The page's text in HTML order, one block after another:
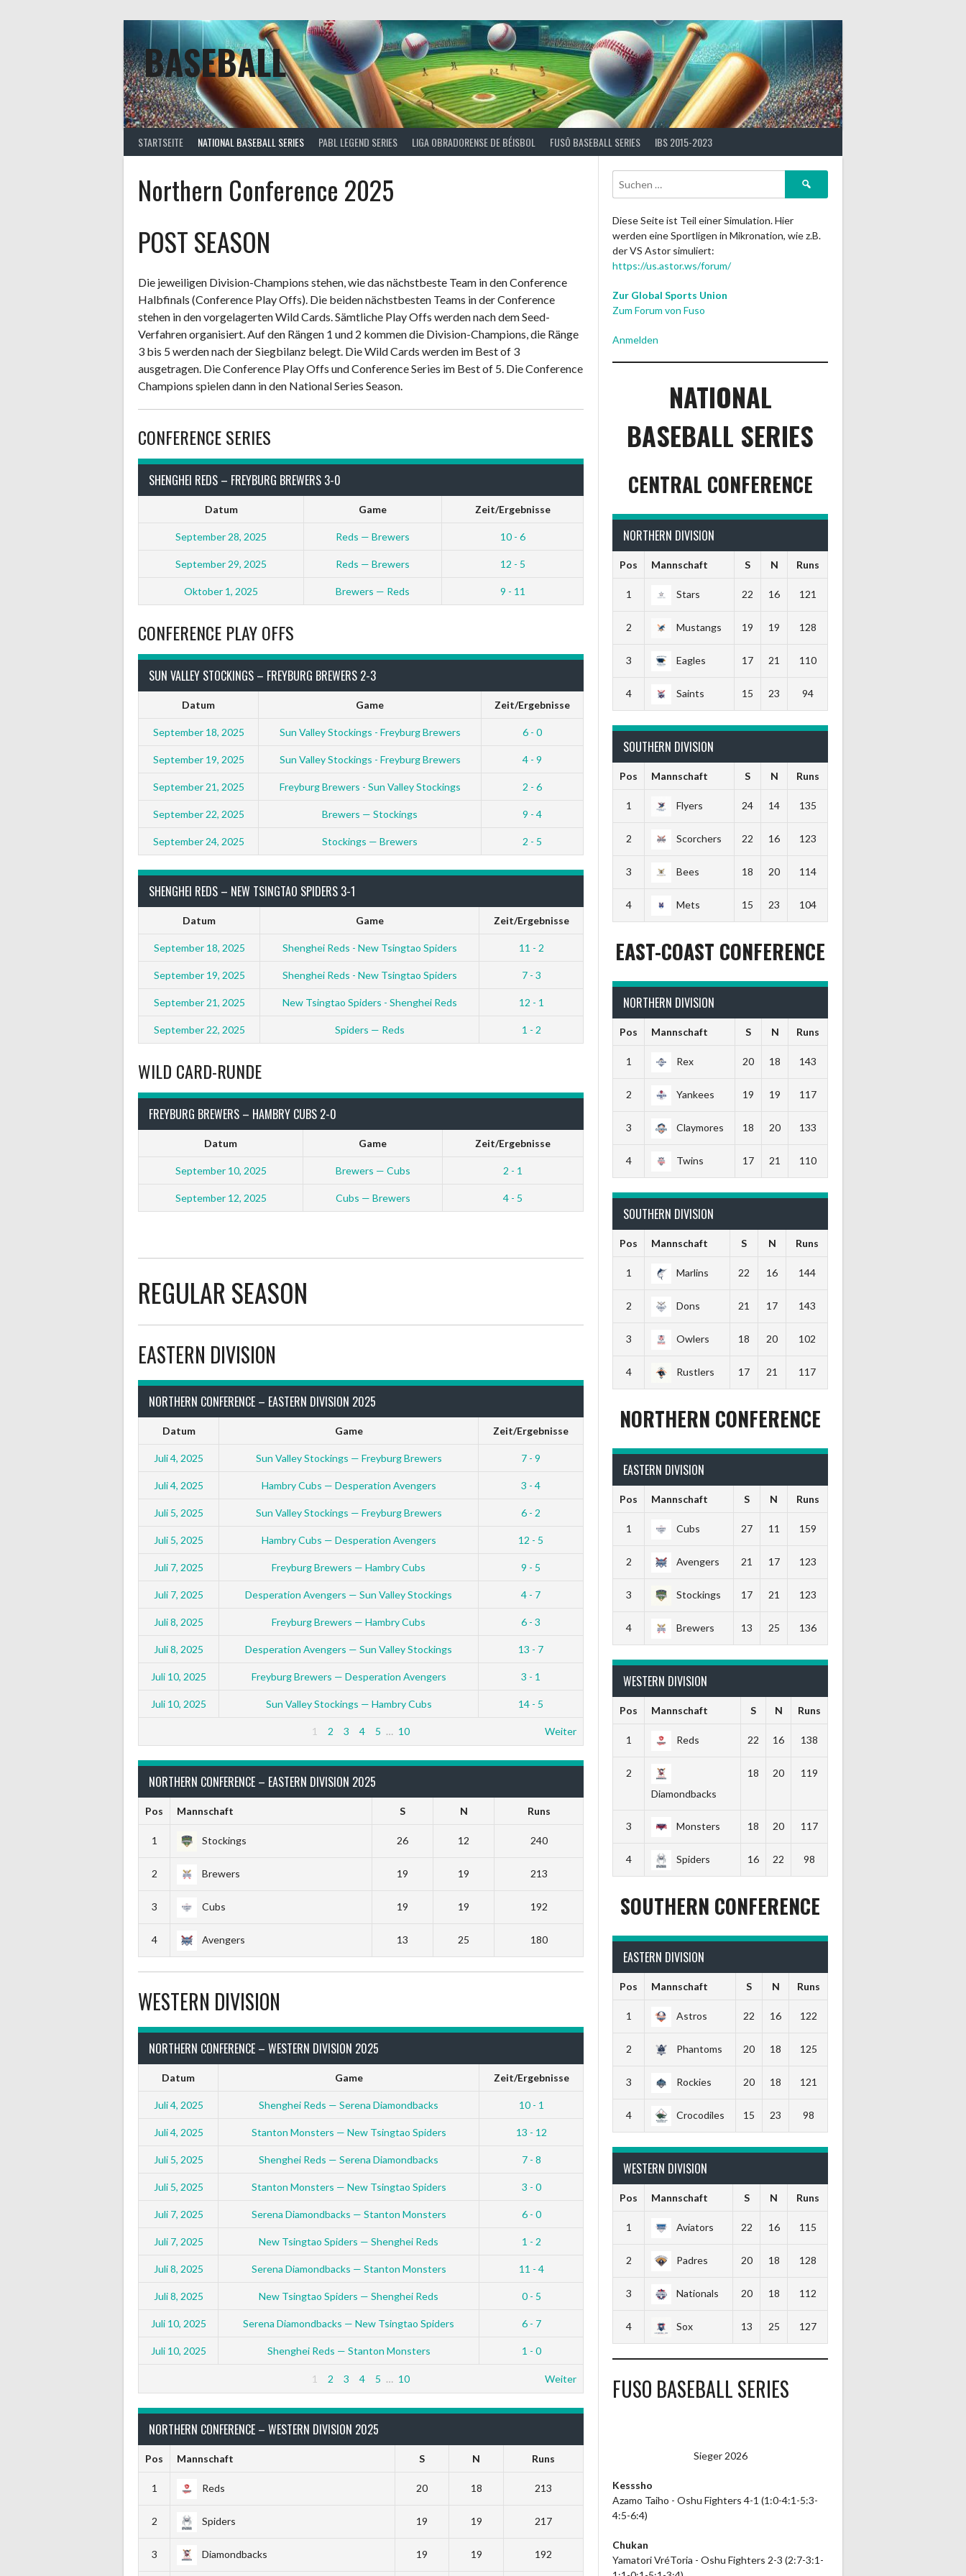
BASEBALL
STARTSEITE NATIONAL BASEBALL SERIES PABL LEGEND SERIES LIGA OBRADORENSE DE BÉISBOL FUSŌ BASEBALL SERIES IBS 2015-2023
Northern Conference 2025
POST SEASON
Die jeweiligen Division-Champions stehen, wie das nächstbeste Team in den Conference
Halbfinals (Conference Play Offs). Die beiden nächstbesten Teams in der Conference
stehen in den vorgelagerten Wild Cards. Sämtliche Play Offs werden nach dem Seed-
Verfahren organisiert. Auf den Rängen 1 und 2 kommen die Division-Champions, die Ränge
3 bis 5 werden nach der Siegbilanz belegt. Die Wild Cards werden im Best of 3
ausgetragen. Die Conference Play Offs und Conference Series im Best of 5. Die Conference
Champions spielen dann in den National Series Season.
CONFERENCE SERIES
SHENGHEI REDS – FREYBURG BREWERS 3-0
Datum Game Zeit/Ergebnisse
September 28, 2025 Reds — Brewers 10 - 6
September 29, 2025 Reds — Brewers 12 - 5
Oktober 1, 2025 Brewers — Reds 9 - 11
CONFERENCE PLAY OFFS
SUN VALLEY STOCKINGS – FREYBURG BREWERS 2-3
Datum Game Zeit/Ergebnisse
September 18, 2025 Sun Valley Stockings - Freyburg Brewers 6 - 0
September 19, 2025 Sun Valley Stockings - Freyburg Brewers 4 - 9
September 21, 2025 Freyburg Brewers - Sun Valley Stockings 2 - 6
September 22, 2025 Brewers — Stockings 9 - 4
September 24, 2025 Stockings — Brewers 2 - 5
SHENGHEI REDS – NEW TSINGTAO SPIDERS 3-1
Datum Game Zeit/Ergebnisse
September 18, 2025 Shenghei Reds - New Tsingtao Spiders 11 - 2
September 19, 2025 Shenghei Reds - New Tsingtao Spiders 7 - 3
September 21, 2025 New Tsingtao Spiders - Shenghei Reds 12 - 1
September 22, 2025 Spiders — Reds 1 - 2
WILD CARD-RUNDE
FREYBURG BREWERS – HAMBRY CUBS 2-0
Datum Game Zeit/Ergebnisse
September 10, 2025 Brewers — Cubs 2 - 1
September 12, 2025 Cubs — Brewers 4 - 5
REGULAR SEASON
EASTERN DIVISION
NORTHERN CONFERENCE – EASTERN DIVISION 2025
Datum Game Zeit/Ergebnisse
Juli 4, 2025 Sun Valley Stockings — Freyburg Brewers 7 - 9
Juli 4, 2025 Hambry Cubs — Desperation Avengers 3 - 4
Juli 5, 2025 Sun Valley Stockings — Freyburg Brewers 6 - 2
Juli 5, 2025 Hambry Cubs — Desperation Avengers 12 - 5
Juli 7, 2025 Freyburg Brewers — Hambry Cubs 9 - 5
Juli 7, 2025 Desperation Avengers — Sun Valley Stockings 4 - 7
Juli 8, 2025 Freyburg Brewers — Hambry Cubs 6 - 3
Juli 8, 2025 Desperation Avengers — Sun Valley Stockings 13 - 7
Juli 10, 2025 Freyburg Brewers — Desperation Avengers 3 - 1
Juli 10, 2025 Sun Valley Stockings — Hambry Cubs 14 - 5
1 2 3 4 5 … 10 Weiter
NORTHERN CONFERENCE – EASTERN DIVISION 2025
Pos Mannschaft S N Runs
1 Stockings 26 12 240
2 Brewers 19 19 213
3 Cubs 19 19 192
4 Avengers 13 25 180
WESTERN DIVISION
NORTHERN CONFERENCE – WESTERN DIVISION 2025
Datum Game Zeit/Ergebnisse
Juli 4, 2025 Shenghei Reds — Serena Diamondbacks 10 - 1
Juli 4, 2025 Stanton Monsters — New Tsingtao Spiders 13 - 12
Juli 5, 2025 Shenghei Reds — Serena Diamondbacks 7 - 8
Juli 5, 2025 Stanton Monsters — New Tsingtao Spiders 3 - 0
Juli 7, 2025 Serena Diamondbacks — Stanton Monsters 6 - 0
Juli 7, 2025 New Tsingtao Spiders — Shenghei Reds 1 - 2
Juli 8, 2025 Serena Diamondbacks — Stanton Monsters 11 - 4
Juli 8, 2025 New Tsingtao Spiders — Shenghei Reds 0 - 5
Juli 10, 2025 Serena Diamondbacks — New Tsingtao Spiders 6 - 7
Juli 10, 2025 Shenghei Reds — Stanton Monsters 1 - 0
1 2 3 4 5 … 10 Weiter
NORTHERN CONFERENCE – WESTERN DIVISION 2025
Pos Mannschaft S N Runs
1 Reds 20 18 213
2 Spiders 19 19 217
3 Diamondbacks 19 19 192
Suchen
Diese Seite ist Teil einer Simulation. Hier
werden eine Sportligen in Mikronation, wie z.B.
der VS Astor simuliert:
https://us.astor.ws/forum/
Zur Global Sports Union
Zum Forum von Fuso
Anmelden
NATIONAL
BASEBALL SERIES
CENTRAL CONFERENCE
NORTHERN DIVISION
Pos Mannschaft S N Runs
1 Stars 22 16 121
2 Mustangs 19 19 128
3 Eagles 17 21 110
4 Saints 15 23 94
SOUTHERN DIVISION
Pos Mannschaft S N Runs
1 Flyers 24 14 135
2 Scorchers 22 16 123
3 Bees 18 20 114
4 Mets 15 23 104
EAST-COAST CONFERENCE
NORTHERN DIVISION
Pos Mannschaft S N Runs
1 Rex 20 18 143
2 Yankees 19 19 117
3 Claymores 18 20 133
4 Twins 17 21 110
SOUTHERN DIVISION
Pos Mannschaft S N Runs
1 Marlins 22 16 144
2 Dons 21 17 143
3 Owlers 18 20 102
4 Rustlers 17 21 117
NORTHERN CONFERENCE
EASTERN DIVISION
Pos Mannschaft S N Runs
1 Cubs 27 11 159
2 Avengers 21 17 123
3 Stockings 17 21 123
4 Brewers 13 25 136
WESTERN DIVISION
Pos Mannschaft S N Runs
1 Reds 22 16 138
2
Diamondbacks
18 20 119
3 Monsters 18 20 117
4 Spiders 16 22 98
SOUTHERN CONFERENCE
EASTERN DIVISION
Pos Mannschaft S N Runs
1 Astros 22 16 122
2 Phantoms 20 18 125
3 Rockies 20 18 121
4 Crocodiles 15 23 98
WESTERN DIVISION
Pos Mannschaft S N Runs
1 Aviators 22 16 115
2 Padres 20 18 128
3 Nationals 20 18 112
4 Sox 13 25 127
FUSO BASEBALL SERIES
Sieger 2026
Kesssho
Azamo Taiho - Oshu Fighters 4-1 (1:0-4:1-5:3-
4:5-6:4)
Chukan
Yamatori VréToria - Oshu Fighters 2-3 (2:7-3:1-